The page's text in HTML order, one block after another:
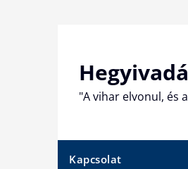
"A vihar elvonul, és
Kapcsolat